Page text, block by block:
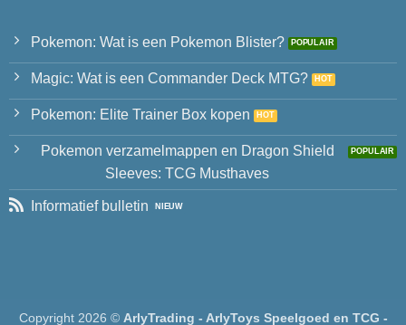
Pokemon: Wat is een Pokemon Blister?
Magic: Wat is een Commander Deck MTG?
Pokemon: Elite Trainer Box kopen
Pokemon verzamelmappen en Dragon Shield
Sleeves: TCG Musthaves
Informatief bulletin
Copyright 2026 © ArlyTrading - ArlyToys Speelgoed en TCG -